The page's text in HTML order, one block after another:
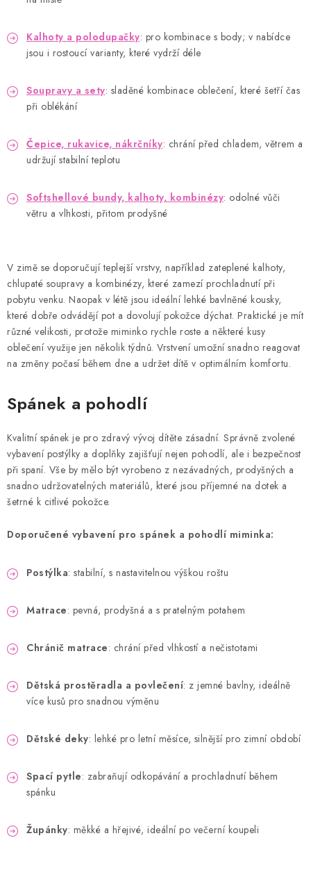
Kalhoty a polodupačky: pro kombinace s body; v nabídce
jsou i rostoucí varianty, které vydrží déle
Soupravy a sety: sladěné kombinace oblečení, které šetří čas
při oblékání
Čepice, rukavice, nákrčníky: chrání před chladem, větrem a
udržují stabilní teplotu
Softshellové bundy, kalhoty, kombinézy: odolné vůči
větru a vlhkosti, přitom prodyšné
V zimě se doporučují teplejší vrstvy, například zateplené kalhoty,
chlupaté soupravy a kombinézy, které zamezí prochladnutí při
pobytu venku. Naopak v létě jsou ideální lehké bavlněné kousky,
které dobře odvádějí pot a dovolují pokožce dýchat. Praktické je mít
různé velikosti, protože miminko rychle roste a některé kusy
oblečení využije jen několik týdnů. Vrstvení umožní snadno reagovat
na změny počasí během dne a udržet dítě v optimálním komfortu.
Spánek a pohodlí
Kvalitní spánek je pro zdravý vývoj dítěte zásadní. Správně zvolené
vybavení postýlky a doplňky zajišťují nejen pohodlí, ale i bezpečnost
při spaní. Vše by mělo být vyrobeno z nezávadných, prodyšných a
snadno udržovatelných materiálů, které jsou příjemné na dotek a
šetrné k citlivé pokožce.
Doporučené vybavení pro spánek a pohodlí miminka:
Postýlka: stabilní, s nastavitelnou výškou roštu
Matrace: pevná, prodyšná a s pratelným potahem
Chránič matrace: chrání před vlhkostí a nečistotami
Dětská prostěradla a povlečení: z jemné bavlny, ideálně
více kusů pro snadnou výměnu
Dětské deky: lehké pro letní měsíce, silnější pro zimní období
Spací pytle: zabraňují odkopávání a prochladnutí během
spánku
Župánky: měkké a hřejivé, ideální po večerní koupeli